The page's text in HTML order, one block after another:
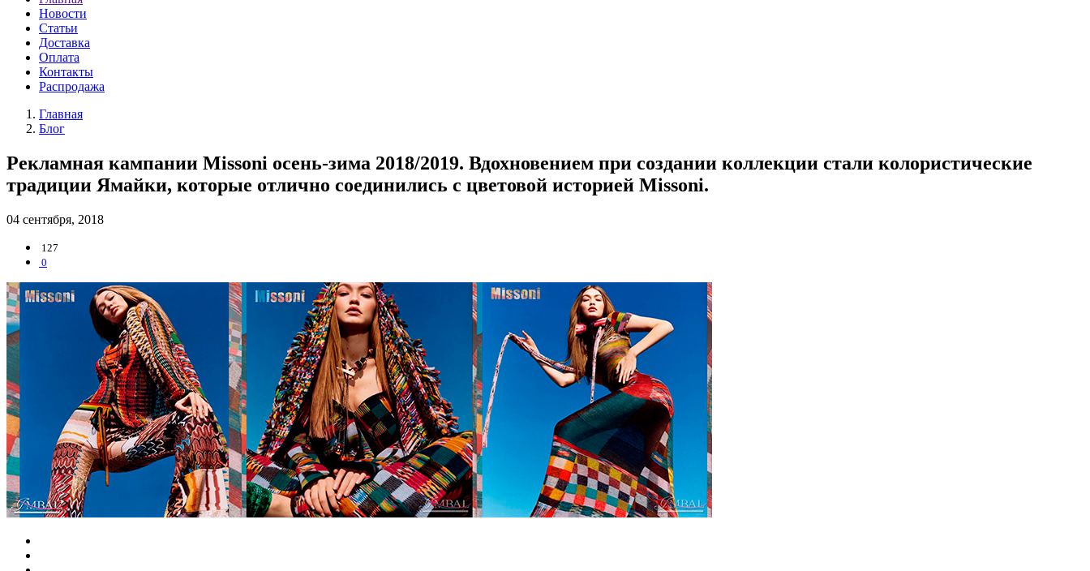
Новости
Статьи
Доставка
Оплата
Контакты
Распродажа
Главная
Блог
Рекламная кампании Missoni осень-зима 2018/2019. Вдохновением при создании коллекции стали колористические
традиции Ямайки, которые отлично соединились с цветовой историей Missoni.
04 сентября, 2018
127
0